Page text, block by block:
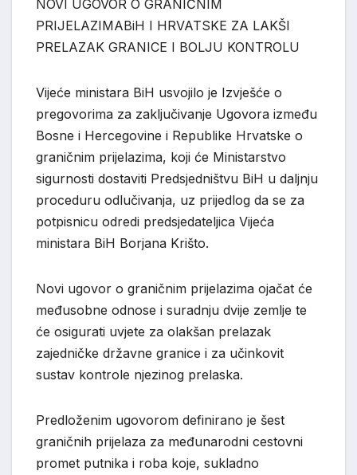
NOVI UGOVOR O GRANIČNIM
PRIJELAZIMABiH I HRVATSKE ZA LAKŠI
PRELAZAK GRANICE I BOLJU KONTROLU
Vijeće ministara BiH usvojilo je Izvješće o
pregovorima za zaključivanje Ugovora između
Bosne i Hercegovine i Republike Hrvatske o
graničnim prijelazima, koji će Ministarstvo
sigurnosti dostaviti Predsjedništvu BiH u daljnju
proceduru odlučivanja, uz prijedlog da se za
potpisnicu odredi predsjedateljica Vijeća
ministara BiH Borjana Krišto.
Novi ugovor o graničnim prijelazima ojačat će
međusobne odnose i suradnju dvije zemlje te
će osigurati uvjete za olakšan prelazak
zajedničke državne granice i za učinkovit
sustav kontrole njezinog prelaska.
Predloženim ugovorom definirano je šest
graničnih prijelaza za međunarodni cestovni
promet putnika i roba koje, sukladno